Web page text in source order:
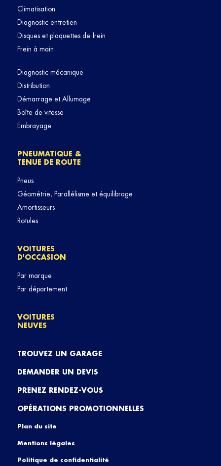
Climatisation
Diagnostic entretien
Disques et plaquettes de frein
Frein à main
Diagnostic mécanique
Distribution
Démarrage et Allumage
Boîte de vitesse
Embrayage
PNEUMATIQUE &
TENUE DE ROUTE
Pneus
Géométrie, Parallélisme et équilibrage
Amortisseurs
Rotules
VOITURES
D'OCCASION
Par marque
Par département
VOITURES
NEUVES
TROUVEZ UN GARAGE
DEMANDER UN DEVIS
PRENEZ RENDEZ-VOUS
OPÉRATIONS PROMOTIONNELLES
Plan du site
Mentions légales
Politique de confidentialité